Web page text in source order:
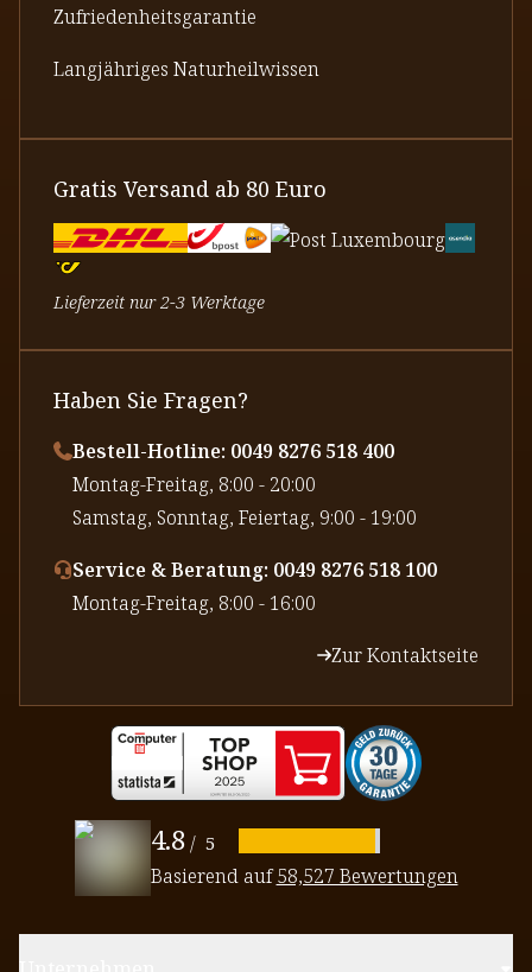
Zufriedenheitsgarantie
Langjähriges Naturheilwissen
Gratis Versand ab 80 Euro
Lieferzeit nur 2-3 Werktage
Haben Sie Fragen?
Bestell-Hotline: 0049 8276 518 400
⁠Montag-Freitag, 8:00 - 20:00
⁠Samstag, Sonntag, Feiertag, 9:00 - 19:00
Service & Beratung: 0049 8276 518 100
⁠Montag-Freitag, 8:00 - 16:00
Zur Kontaktseite
4.8 / 5
Basierend auf58,527 Bewertungen